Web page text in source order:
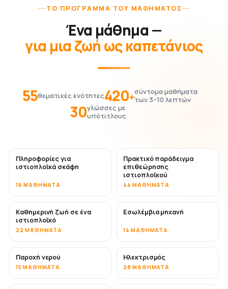
ΤΟ ΠΡΌΓΡΑΜΜΑ ΤΟΥ ΜΑΘΉΜΑΤΟΣ
Ένα μάθημα —
για μια ζωή ως καπετάνιος
55θεματικές ενότητες420+σύντομα μαθήματα
των 3–10 λεπτών
30γλώσσες με
υπότιτλους
Πληροφορίες για
ιστιοπλοϊκά σκάφη
16 ΜΑΘΉΜΑΤΑ
Πρακτικό παράδειγμα
επιθεώρησης
ιστιοπλοϊκού
44 ΜΑΘΉΜΑΤΑ
Καθημερινή ζωή σε ένα
ιστιοπλοϊκό
22 ΜΑΘΉΜΑΤΑ
Εσωλέμβια μηχανή
14 ΜΑΘΉΜΑΤΑ
Παροχή νερού
15 ΜΑΘΉΜΑΤΑ
Ηλεκτρισμός
28 ΜΑΘΉΜΑΤΑ